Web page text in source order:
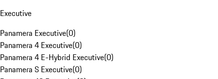
Executive
Panamera Executive(0)
Panamera 4 Executive(0)
Panamera 4 E-Hybrid Executive(0)
Panamera S Executive(0)